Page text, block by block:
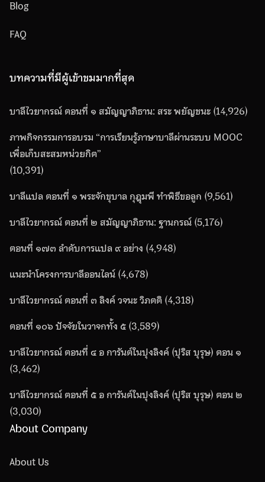
Blog
FAQ
บทความที่มีผู้เข้าชมมากที่สุด
บาลีไวยากรณ์ ตอนที่ ๑ สมัญญาภิธาน: สระ พยัญชนะ(14,926)
ภาพกิจกรรมการอบรม “การเรียนรู้ภาษาบาลีผ่านระบบ MOOC
เพื่อเก็บสะสมหน่วยกิต”
(10,391)
บาลีแปล ตอนที่ ๑ พระจักขุบาล กุฎุมพี ทำพิธีขอลูก (9,561)
บาลีไวยากรณ์ ตอนที่ ๒ สมัญญาภิธาน: ฐานกรณ์(5,176)
ตอนที่ ๑๗๓ ลำดับการแปล ๙ อย่าง (4,948)
แนะนำโครงการบาลีออนไลน์(4,678)
บาลีไวยากรณ์ ตอนที่ ๓ ลิงค์ วจนะ วิภตติ(4,318)
ตอนที่ ๑๐๖ ปัจจัยในวาจกทั้ง ๕(3,589)
บาลีไวยากรณ์ ตอนที่ ๔ อ การันต์ในปุงลิงค์ (ปุริส บุรุษ) ตอน ๑
(3,462)
บาลีไวยากรณ์ ตอนที่ ๕ อ การันต์ในปุงลิงค์ (ปุริส บุรุษ) ตอน ๒
(3,030)
About Company
About Us